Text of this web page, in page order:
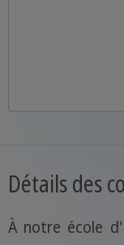
Détails des
À notre école